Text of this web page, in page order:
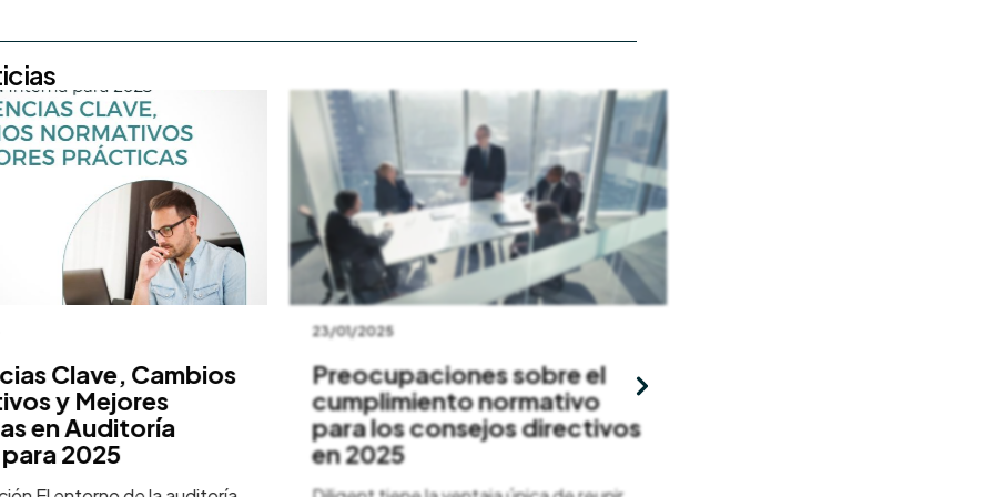
Clave, Cambios
y Mejores
en Auditoría
2025
23/01/2025
Preocupaciones sobre el
cumplimiento normativo
para los consejos directivos
en 2025